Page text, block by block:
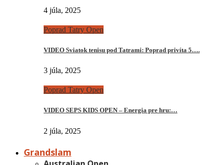
4 júla, 2025
Poprad Tatry Open
VIDEO Sviatok tenisu pod Tatrami: Poprad privíta 5….
3 júla, 2025
Poprad Tatry Open
VIDEO SEPS KIDS OPEN – Energia pre hru:…
2 júla, 2025
Grandslam